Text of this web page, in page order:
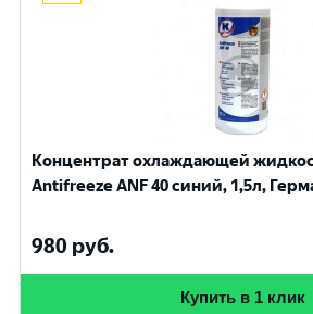
Концентрат охлаждающей
Antifreeze ANF 40 синий, 1,5л,
980 руб.
Купить в 1 клик